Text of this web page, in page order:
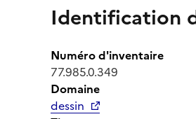
Identification
Numéro d'inventaire
77.985.0.349
Domaine
dessin